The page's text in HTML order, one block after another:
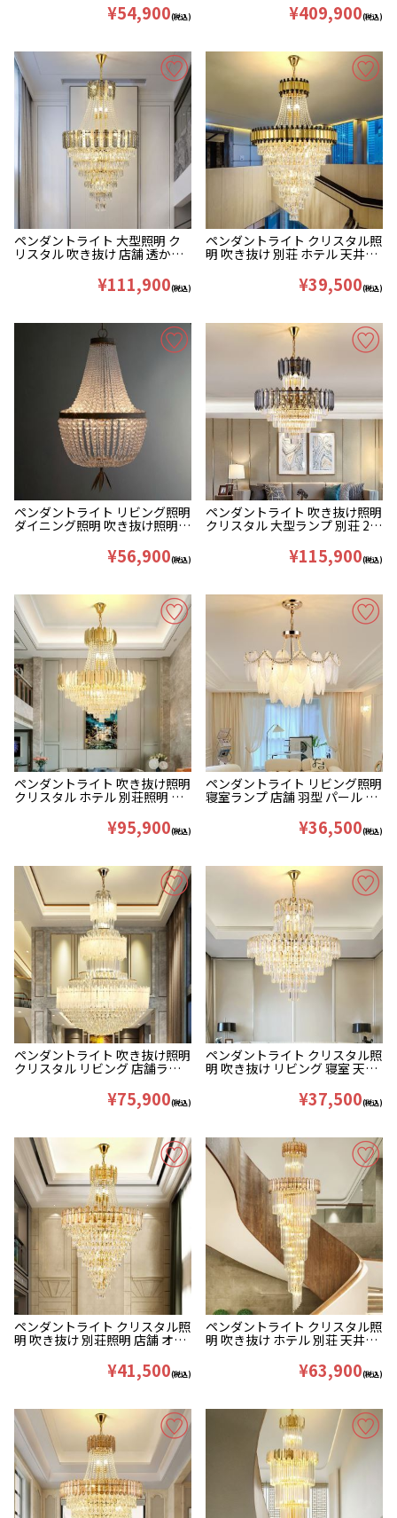
¥54,900(税込) ¥409,900(税込)
ペンダントライト 大型照明 ク
リスタル 吹き抜け 店舗 透かし
¥111,900(税込)
ペンダントライト クリスタル照
明 吹き抜け 別荘 ホテル 天井照
¥39,500(税込)
ペンダントライト リビング照明
ダイニング照明 吹き抜け照明
¥56,900(税込)
ペンダントライト 吹き抜け照明
クリスタル 大型ランプ 別荘 21
¥115,900(税込)
ペンダントライト 吹き抜け照明
クリスタル ホテル 別荘照明 立
¥95,900(税込)
ペンダントライト リビング照明
寝室ランプ 店舗 羽型 パール ガ
¥36,500(税込)
ペンダントライト 吹き抜け照明
クリスタル リビング 店舗ラン
¥75,900(税込)
ペンダントライト クリスタル照
明 吹き抜け リビング 寝室 天井
¥37,500(税込)
ペンダントライト クリスタル照
明 吹き抜け 別荘照明 店舗 オシ
¥41,500(税込)
ペンダントライト クリスタル照
明 吹き抜け ホテル 別荘 天井照
¥63,900(税込)